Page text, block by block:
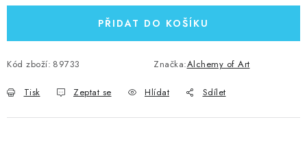
PŘIDAT DO KOŠÍKU
Kód zboží: 89733 Značka:Alchemy of Art
Tisk Zeptat se Hlídat Sdílet